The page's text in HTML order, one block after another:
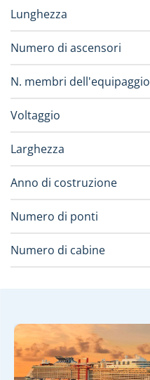
Lunghezza
Numero di ascensori
N. membri dell'equipaggio
Voltaggio
Larghezza
Anno di costruzione
Numero di ponti
Numero di cabine